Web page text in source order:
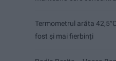
Termometrul arăta
fost și mai fierbinți